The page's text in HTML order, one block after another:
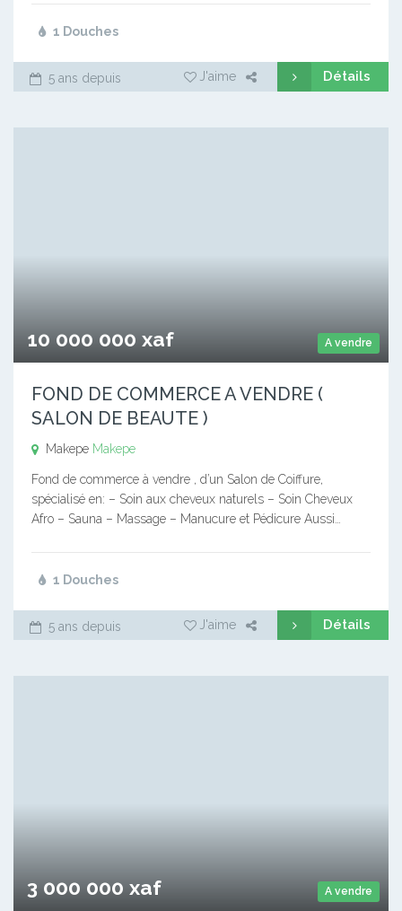
1 Douches
5 ans depuis J'aime Détails
A vendre
10 000 000 xaf
FOND DE COMMERCE A VENDRE (
SALON DE BEAUTE )
Makepe Makepe
Fond de commerce à vendre , d’un Salon de Coiffure,
spécialisé en: – Soin aux cheveux naturels – Soin Cheveux
Afro – Sauna – Massage – Manucure et Pédicure Aussi…
1 Douches
5 ans depuis J'aime Détails
A vendre
3 000 000 xaf